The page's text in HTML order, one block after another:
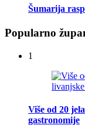
Šumarija
Popularno
1
Više od 20
gastronomije